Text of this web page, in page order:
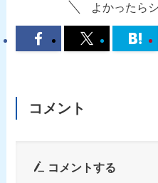
よかったら
コメント
コメントする